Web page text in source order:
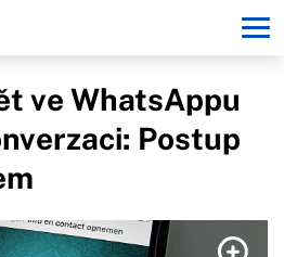
ve WhatsAppu
Postup